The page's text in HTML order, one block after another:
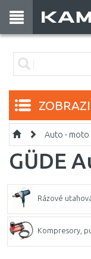
Auto - moto
GÜDE
Rázové
Kompresory,